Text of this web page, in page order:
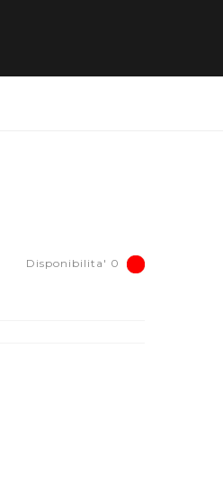
Disponibilita' 0